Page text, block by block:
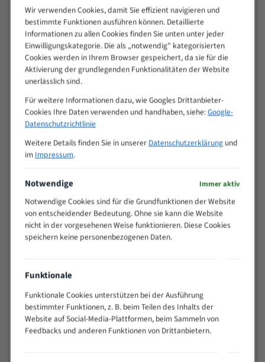
30
4/5
50
80
> 100
VOLLMATERIAL
M (mm)
Zoll (ZpZ))
>
25
10/14
15 - 40
8/12
25 - 50
80 - 180
3/4
130 -
350
2/3
200 -
> 500
0,75/1,25
Vorteile:
Wir verwenden Cookies, damit Sie effizient navigieren und
bestimmte Funktionen ausführen können. Detaillierte
Informationen zu allen Cookies finden Sie unten unter jeder
Einwilligungskategorie. Die als „notwendig" kategorisierten
Cookies werden in Ihrem Browser gespeichert, da sie für die
Aktivierung der grundlegenden Funktionalitäten der Website
unerlässlich sind.
Für weitere Informationen dazu, wie Googles Drittanbieter-
Cookies Ihre Daten verwenden und handhaben, siehe:Google-
Datenschutzrichtlinie
Weitere Details finden Sie in unserer Datenschutzerklärungund
im Impressum.
Notwendige Immer aktiv
Notwendige Cookies sind für die Grundfunktionen der Website
von entscheidender Bedeutung. Ohne sie kann die Website
nicht in der vorgesehenen Weise funktionieren. Diese Cookies
speichern keine personenbezogenen Daten.
Funktionale
Funktionale Cookies unterstützen bei der Ausführung
bestimmter Funktionen, z. B. beim Teilen des Inhalts der
Website auf Social-Media-Plattformen, beim Sammeln von
Feedbacks und anderen Funktionen von Drittanbietern.